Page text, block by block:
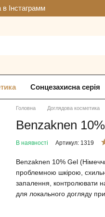
Інстаграмм
Сонцезахисна серія
Головна Доглядова косметика
Benzaknen
В наявності Артикул: 1319
Benzaknen 10% Gel
проблемною шкірою,
запалення, контролювати
для локального догляду